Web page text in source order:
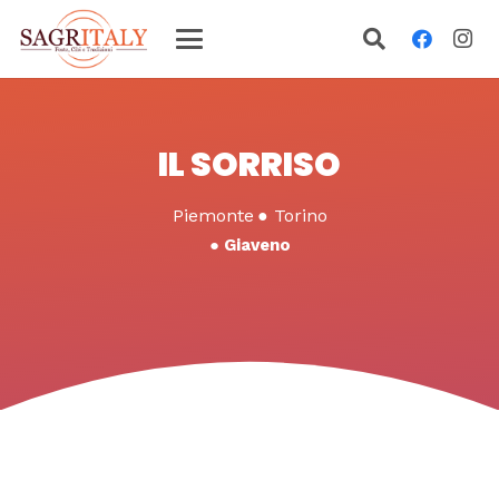
IL SORRISO
Piemonte ● Torino
● Giaveno